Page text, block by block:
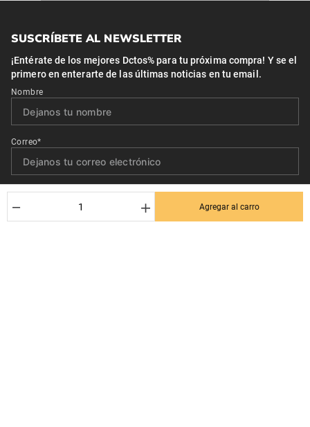
＋
－ Agregar al carro
SUSCRÍBETE AL NEWSLETTER
¡Entérate de los mejores Dctos% para tu próxima compra! Y se el
primero en enterarte de las últimas noticias en tu email.
Nombre
Correo*
Quiero recibir el newsletter con promociones.